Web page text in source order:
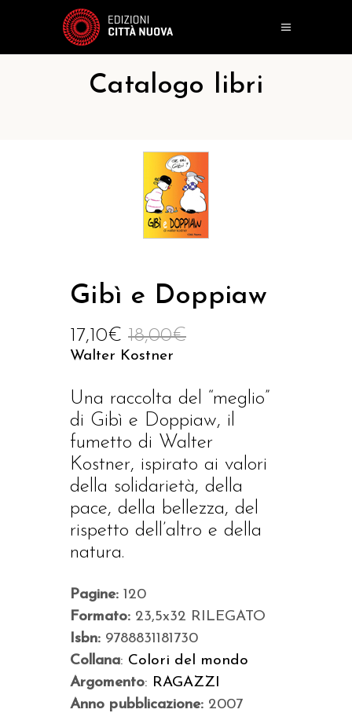
Catalogo libri
Gibì e Doppiaw
18,00€
17,10€
Walter Kostner
Una raccolta del “meglio”
di Gibì e Doppiaw, il
fumetto di Walter
Kostner, ispirato ai valori
della solidarietà, della
pace, della bellezza, del
rispetto dell’altro e della
natura.
Pagine: 120
Formato: 23,5x32 RILEGATO
Isbn: 9788831181730
Collana: Colori del mondo
Argomento: RAGAZZI
Anno pubblicazione: 2007